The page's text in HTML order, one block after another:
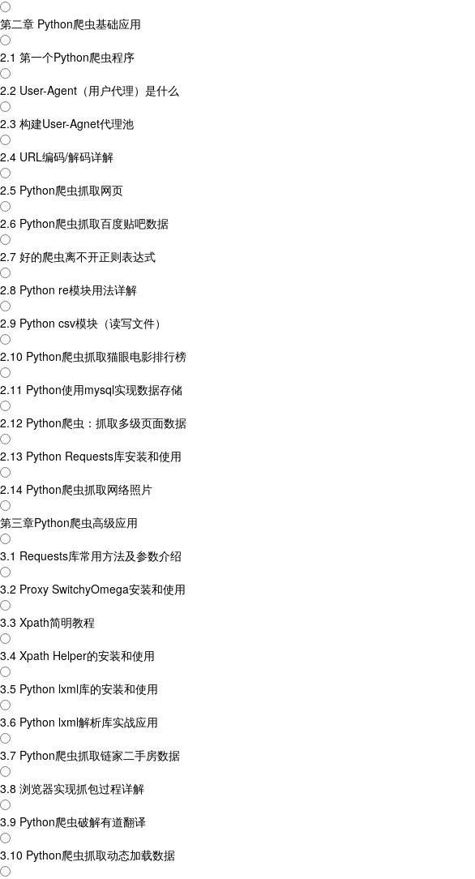
第二章 Python爬虫基础应用
2.1 第一个Python爬虫程序
2.2 User-Agent（用户代理）是什么
2.3 构建User-Agnet代理池
2.4 URL编码/解码详解
2.5 Python爬虫抓取网页
2.6 Python爬虫抓取百度贴吧数据
2.7 好的爬虫离不开正则表达式
2.8 Python re模块用法详解
2.9 Python csv模块（读写文件）
2.10 Python爬虫抓取猫眼电影排行榜
2.11 Python使用mysql实现数据存储
2.12 Python爬虫：抓取多级页面数据
2.13 Python Requests库安装和使用
2.14 Python爬虫抓取网络照片
第三章Python爬虫高级应用
3.1 Requests库常用方法及参数介绍
3.2 Proxy SwitchyOmega安装和使用
3.3 Xpath简明教程
3.4 Xpath Helper的安装和使用
3.5 Python lxml库的安装和使用
3.6 Python lxml解析库实战应用
3.7 Python爬虫抓取链家二手房数据
3.8 浏览器实现抓包过程详解
3.9 Python爬虫破解有道翻译
3.10 Python爬虫抓取动态加载数据